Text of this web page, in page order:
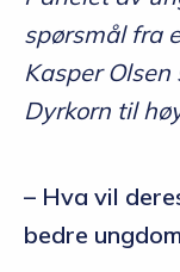
spørsmål fra
Kasper
Dyrkorn til
– Hva vil
bedre